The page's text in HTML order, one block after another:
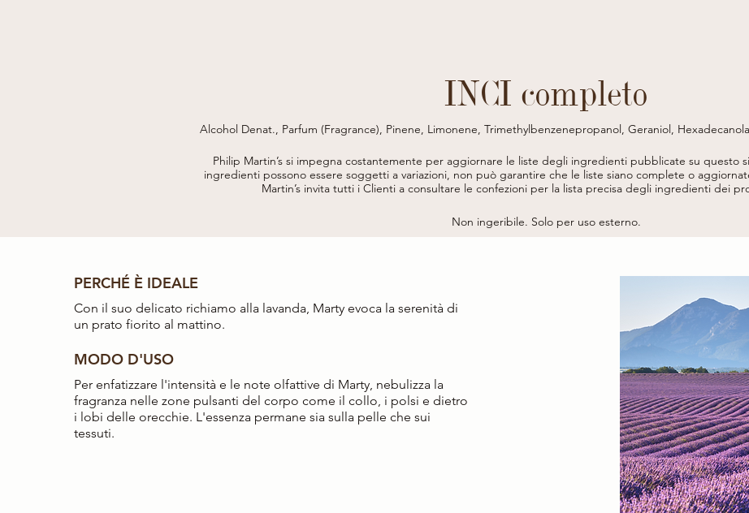
INCI completo
Alcohol Denat., Parfum (Fragrance), Pinene, Limonene, Trimethylbenzenepropanol, Geraniol,
Philip Martin’s si impegna costantemente per aggiornare le liste degli ingredienti pubblicate su questo
ingredienti possono essere soggetti a variazioni, non può garantire che le liste siano complete o
Martin’s invita tutti i Clienti a consultare le confezioni per la lista precisa degli ingredienti dei
Non ingeribile. Solo per uso esterno.
PERCHÉ È IDEALE
Con il suo delicato richiamo alla lavanda, Marty evoca la serenità di
un prato fiorito al mattino.
MODO D'USO
Per enfatizzare l'intensità e le note olfattive di Marty, nebulizza la
fragranza nelle zone pulsanti del corpo come il collo, i polsi e dietro
i lobi delle orecchie. L'essenza permane sia sulla pelle che sui
tessuti.